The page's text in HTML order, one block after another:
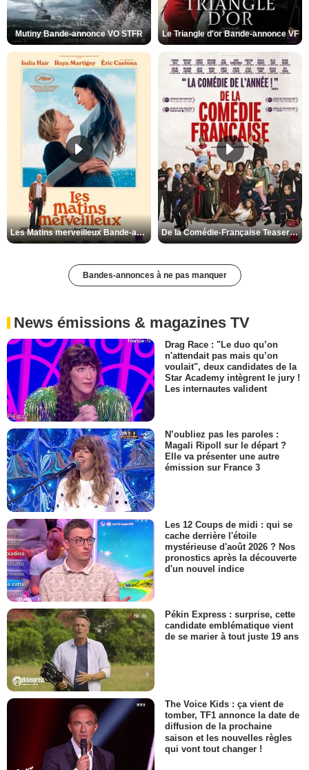
Mutiny Bande-annonce VO STFR Le Triangle d'or Bande-annonce VF
Les Matins merveilleux Bande-annonce VF De la Comédie-Française Teaser VF
Bandes-annonces à ne pas manquer
News émissions & magazines TV
Drag Race : "Le duo qu’on
n'attendait pas mais qu’on
voulait", deux candidates de la
Star Academy intègrent le jury !
Les internautes valident
N’oubliez pas les paroles :
Magali Ripoll sur le départ ?
Elle va présenter une autre
émission sur France 3
Les 12 Coups de midi : qui se
cache derrière l'étoile
mystérieuse d'août 2026 ? Nos
pronostics après la découverte
d'un nouvel indice
Pékin Express : surprise, cette
candidate emblématique vient
de se marier à tout juste 19 ans
The Voice Kids : ça vient de
tomber, TF1 annonce la date de
diffusion de la prochaine
saison et les nouvelles règles
qui vont tout changer !